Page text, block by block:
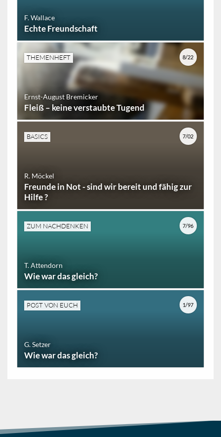
F. Wallace
Echte Freundschaft
THEMENHEFT
Ernst-August Bremicker
Fleiß – keine verstaubte Tugend
8/22
BASICS
R. Möckel
Freunde in Not - sind wir bereit und fähig zur
Hilfe ?
7/02
ZUM NACHDENKEN
T. Attendorn
Wie war das gleich?
7/96
POST VON EUCH
G. Setzer
Wie war das gleich?
1/97